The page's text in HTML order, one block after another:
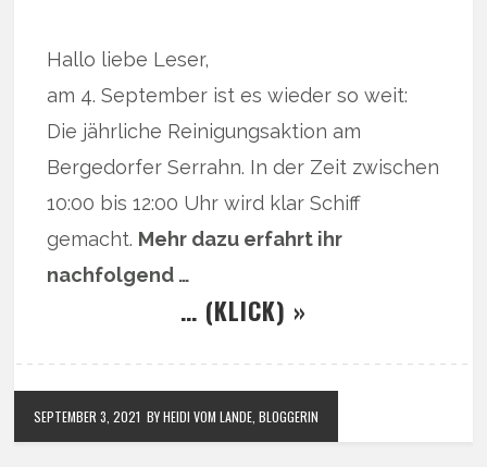
Hallo liebe Leser,
am 4. September ist es wieder so weit:
Die jährliche Reinigungsaktion am
Bergedorfer Serrahn. In der Zeit zwischen
10:00 bis 12:00 Uhr wird klar Schiff
gemacht. Mehr dazu erfahrt ihr
nachfolgend …
… (KLICK) »
SEPTEMBER 3, 2021 BY HEIDI VOM LANDE, BLOGGERIN